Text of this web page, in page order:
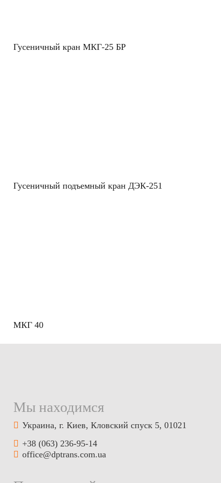
Гусеничный кран МКГ-25 БР
Гусеничный подъемный кран ДЭК-251
МКГ 40
Мы находимся
Украина, г. Киев, Кловский спуск 5, 01021
+38 (063) 236-95-14
office@dptrans.com.ua